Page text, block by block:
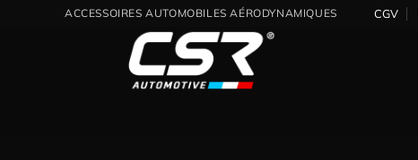
DISTRIBUTEUR OFFICIEL CSR POUR LA FRANCE CGV